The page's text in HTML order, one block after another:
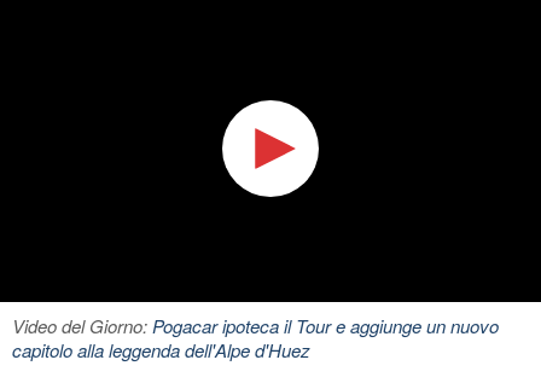
Video del Giorno:Pogacar ipoteca il Tour e aggiunge un nuovo
capitolo alla leggenda dell'Alpe d'Huez